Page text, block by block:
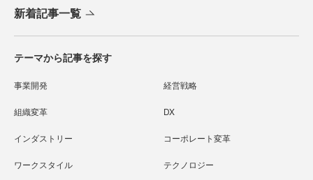
新着記事一覧
テーマから記事を探す
事業開発 経営戦略
組織変革 DX
インダストリー コーポレート変革
ワークスタイル テクノロジー